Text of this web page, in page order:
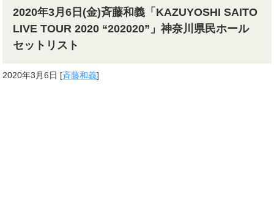
2020年3月6日(金)斉藤和義「KAZUYOSHI SAITO
LIVE TOUR 2020 “202020”」神奈川県民ホール
セットリスト
2020年3月6日 [斉藤和義]